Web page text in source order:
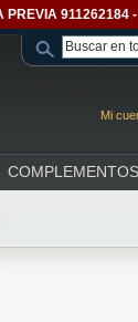
911262184
Mi
COMPLEMENTOS